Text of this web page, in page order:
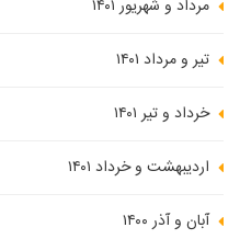
مرداد و شهریور ۱۴۰۱
تیر و مرداد ۱۴۰۱
خرداد و تیر ۱۴۰۱
اردیبهشت و خرداد ۱۴۰۱
آبان و آذر ۱۴۰۰